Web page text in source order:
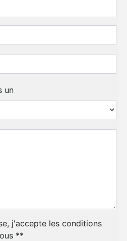
un
j'accepte les conditions
**